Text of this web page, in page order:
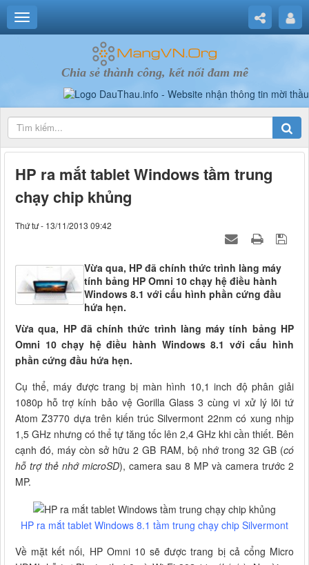
Chia sẻ thành công, kết nối đam mê
HP ra mắt tablet Windows tầm trung
chạy chip khủng
Thứ tư - 13/11/2013 09:42
Vừa qua, HP đã chính thức trình làng máy
tính bảng HP Omni 10 chạy hệ điều hành
Windows 8.1 với cấu hình phần cứng đầu
hứa hẹn.
Vừa qua, HP đã chính thức trình làng máy tính bảng HP
Omni 10 chạy hệ điều hành Windows 8.1 với cấu hình
phần cứng đầu hứa hẹn.
Cụ thể, máy được trang bị màn hình 10,1 inch độ phân giải
1080p hỗ trợ kính bảo vệ Gorilla Glass 3 cùng vi xử lý lõi tứ
Atom Z3770 dựa trên kiến trúc Silvermont 22nm có xung nhịp
1,5 GHz nhưng có thể tự tăng tốc lên 2,4 GHz khi cần thiết. Bên
cạnh đó, máy còn sở hữu 2 GB RAM, bộ nhớ trong 32 GB (có
hỗ trợ thẻ nhớ microSD), camera sau 8 MP và camera trước 2
MP.
HP ra mắt tablet Windows 8.1 tầm trung chạy chip Silvermont
Về mặt kết nối, HP Omni 10 sẽ được trang bị cả cổng Micro